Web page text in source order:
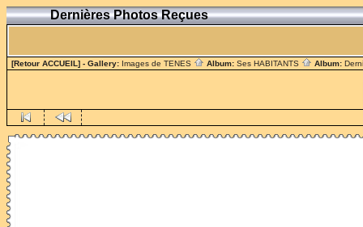
Dernières Photos Reçues
[Retour ACCUEIL] - Gallery: Images de TENES Album: Ses HABITANTS Album: